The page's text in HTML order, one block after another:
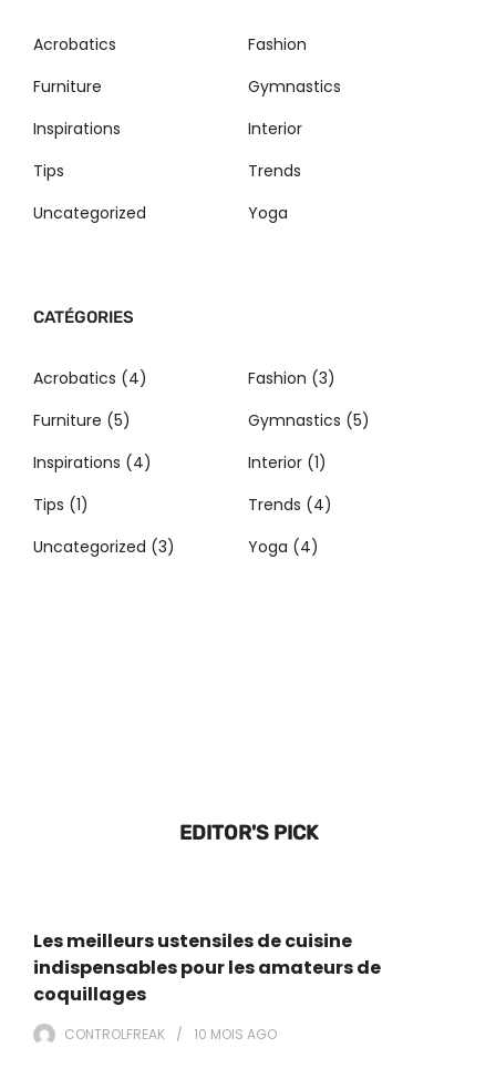
Acrobatics
Fashion
Furniture
Gymnastics
Inspirations
Interior
Tips
Trends
Uncategorized
Yoga
CATÉGORIES
Acrobatics (4) Fashion (3)
Furniture (5) Gymnastics (5)
Inspirations (4) Interior (1)
Tips (1) Trends (4)
Uncategorized (3) Yoga (4)
EDITOR'S PICK
Les meilleurs ustensiles de cuisine
indispensables pour les amateurs de
coquillages
CONTROLFREAK 10 MOIS AGO